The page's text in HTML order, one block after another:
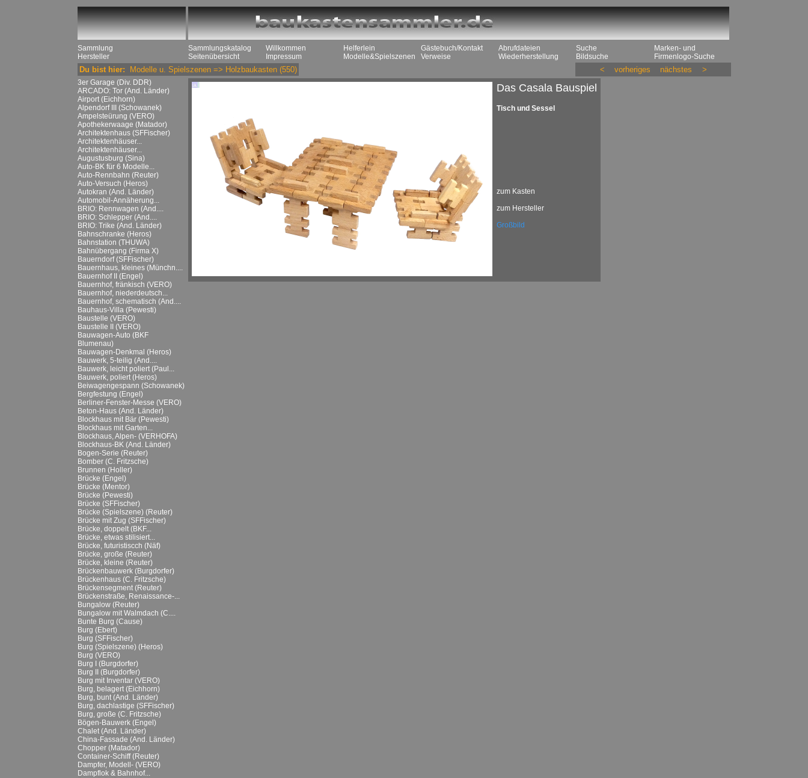
Sammlung
Hersteller
Sammlungskatalog
Seitenübersicht
Willkommen
Impressum
Helferlein
Modelle&Spielszenen
Gästebuch/Kontakt
Verweise
Abrufdateien
Wiederherstellung
Suche
Bildsuche
Marken- und
Firmenlogo-Suche
Du bist hier: Modelle u. Spielszenen => Holzbaukasten (550) < vorheriges nächstes >
3er Garage (Div. DDR)
ARCADO: Tor (And. Länder)
Airport (Eichhorn)
Alpendorf III (Schowanek)
Ampelsteürung (VERO)
Apothekerwaage (Matador)
Architektenhaus (SFFischer)
Architektenhäuser...
Architektenhäuser...
Augustusburg (Sina)
Auto-BK für 6 Modelle...
Auto-Rennbahn (Reuter)
Auto-Versuch (Heros)
Autokran (And. Länder)
Automobil-Annäherung...
BRIO: Rennwagen (And....
BRIO: Schlepper (And....
BRIO: Trike (And. Länder)
Bahnschranke (Heros)
Bahnstation (THUWA)
Bahnübergang (Firma X)
Bauerndorf (SFFischer)
Bauernhaus, kleines (Münchn....
Bauernhof II (Engel)
Bauernhof, fränkisch (VERO)
Bauernhof, niederdeutsch...
Bauernhof, schematisch (And....
Bauhaus-Villa (Pewesti)
Baustelle (VERO)
Baustelle II (VERO)
Bauwagen-Auto (BKF
Blumenau)
Bauwagen-Denkmal (Heros)
Bauwerk, 5-teilig (And....
Bauwerk, leicht poliert (Paul...
Bauwerk, poliert (Heros)
Beiwagengespann (Schowanek)
Bergfestung (Engel)
Berliner-Fenster-Messe (VERO)
Beton-Haus (And. Länder)
Blockhaus mit Bär (Pewesti)
Blockhaus mit Garten...
Blockhaus, Alpen- (VERHOFA)
Blockhaus-BK (And. Länder)
Bogen-Serie (Reuter)
Bomber (C. Fritzsche)
Brunnen (Holler)
Brücke (Engel)
Brücke (Mentor)
Brücke (Pewesti)
Brücke (SFFischer)
Brücke (Spielszene) (Reuter)
Brücke mit Zug (SFFischer)
Brücke, doppelt (BKF...
Brücke, etwas stilisiert...
Brücke, futuristiscch (Näf)
Brücke, große (Reuter)
Brücke, kleine (Reuter)
Brückenbauwerk (Burgdorfer)
Brückenhaus (C. Fritzsche)
Brückensegment (Reuter)
Brückenstraße, Renaissance-...
Bungalow (Reuter)
Bungalow mit Walmdach (C....
Bunte Burg (Cause)
Burg (Ebert)
Burg (SFFischer)
Burg (Spielszene) (Heros)
Burg (VERO)
Burg I (Burgdorfer)
Burg II (Burgdorfer)
Burg mit Inventar (VERO)
Burg, belagert (Eichhorn)
Burg, bunt (And. Länder)
Burg, dachlastige (SFFischer)
Burg, große (C. Fritzsche)
Bögen-Bauwerk (Engel)
Chalet (And. Länder)
China-Fassade (And. Länder)
Chopper (Matador)
Container-Schiff (Reuter)
Dampfer, Modell- (VERO)
Dampflok & Bahnhof...
Das Casala Bauspiel
Tisch und Sessel
zum Kasten
zum Hersteller
Großbild